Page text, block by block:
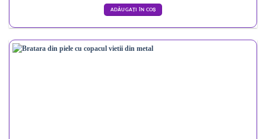
ADĂUGAȚI ÎN COȘ